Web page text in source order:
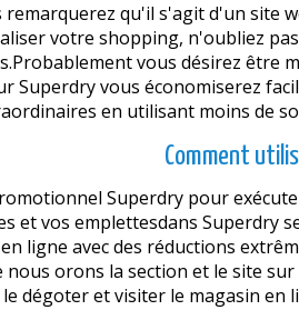
remarquerez qu'il s'agit d'un site
votre shopping, n'oubliez
vous désirez être
Superdry vous économiserez
en utilisant moins de
Comment
Superdry pour
et vos emplettesdans Superdry
ligne avec des réductions
offrons la section et le site
dégoter et visiter le magasin en